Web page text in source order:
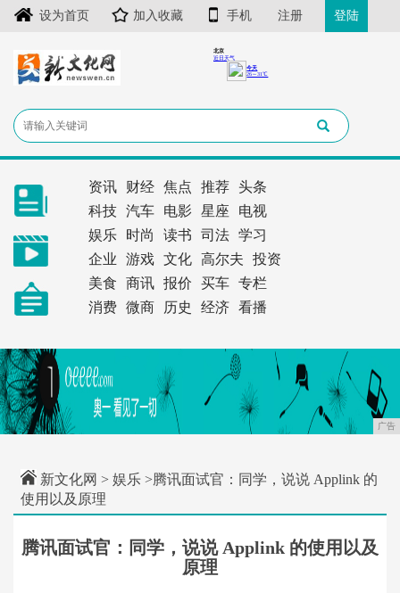
设为首页 加入收藏 手机 注册 登陆
资讯 财经 焦点 推荐
头条
科技
汽车 电影 星座
电视
娱乐
时尚 读书 司法
学习
企业
游戏 文化 高尔夫
投资
美食
商讯 报价 买车
专栏
消费
微商 历史 经济 看播
广告
新文化网 > 娱乐 >腾讯面试官：同学，说说 Applink 的
使用以及原理
腾讯面试官：同学，说说 Applink 的使用以及
原理